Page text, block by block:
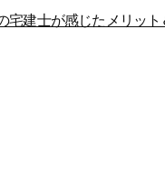
宅建士が感じたメリット